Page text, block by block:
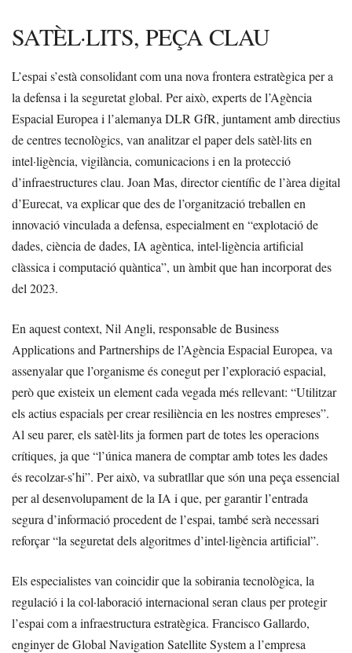
SATÈL·LITS, PEÇA CLAU
L’espai s’està consolidant com una nova frontera estratègica per a
la defensa i la seguretat global. Per això, experts de l’Agència
Espacial Europea i l’alemanya DLR GfR, juntament amb directius
de centres tecnològics, van analitzar el paper dels satèl·lits en
intel·ligència, vigilància, comunicacions i en la protecció
d’infraestructures clau. Joan Mas, director científic de l’àrea digital
d’Eurecat, va explicar que des de l’organització treballen en
innovació vinculada a defensa, especialment en “explotació de
dades, ciència de dades, IA agèntica, intel·ligència artificial
clàssica i computació quàntica”, un àmbit que han incorporat des
del 2023.
En aquest context, Nil Angli, responsable de Business
Applications and Partnerships de l’Agència Espacial Europea, va
assenyalar que l’organisme és conegut per l’exploració espacial,
però que existeix un element cada vegada més rellevant: “Utilitzar
els actius espacials per crear resiliència en les nostres empreses”.
Al seu parer, els satèl·lits ja formen part de totes les operacions
crítiques, ja que “l’única manera de comptar amb totes les dades
és recolzar-s’hi”. Per això, va subratllar que són una peça essencial
per al desenvolupament de la IA i que, per garantir l’entrada
segura d’informació procedent de l’espai, també serà necessari
reforçar “la seguretat dels algoritmes d’intel·ligència artificial”.
Els especialistes van coincidir que la sobirania tecnològica, la
regulació i la col·laboració internacional seran claus per protegir
l’espai com a infraestructura estratègica. Francisco Gallardo,
enginyer de Global Navigation Satellite System a l’empresa